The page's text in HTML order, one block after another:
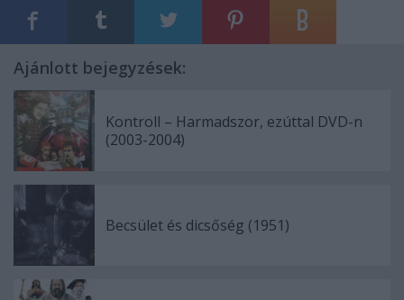
Ajánlott bejegyzések:
Kontroll – Harmadszor, ezúttal DVD-n
(2003-2004)
Becsület és dicsőség (1951)